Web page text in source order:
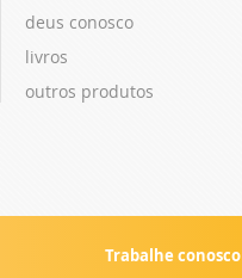
deus conosco
livros
outros produtos
Trabalhe conosco